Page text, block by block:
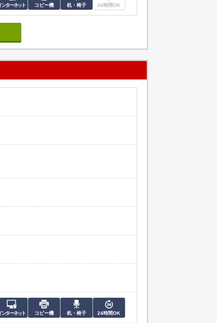
ンターネット コピー機 机・椅子 24時間OK
ンターネット コピー機 机・椅子 24時間OK